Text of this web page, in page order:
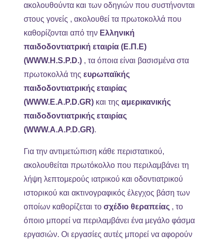
ακολουθούντα και των οδηγιών που συστήνονται
στους γονείς , ακολουθεί τα πρωτοκολλά που
καθορίζονται από την Ελληνική
παιδοδοντιατρική εταιρία (Ε.Π.Ε)
(WWW.H.S.P.D.) , τα όποια είναι βασισμένα στα
πρωτοκολλά της ευρωπαϊκής
παιδοδοντιατρικής εταιρίας
(WWW.E.A.P.D.GR) και της αμερικανικής
παιδοδοντιατρικής εταιρίας
(WWW.A.A.P.D.GR).
Για την αντιμετώπιση κάθε περιστατικού,
ακολουθείται πρωτόκολλο που περιλαμβάνει τη
λήψη λεπτομερούς ιατρικού και οδοντιατρικού
ιστορικού και ακτινογραφικός έλεγχος βάση των
οποίων καθορίζεται το σχέδιο θεραπείας , το
όποιο μπορεί να περιλαμβάνει ένα μεγάλο φάσμα
εργασιών. Οι εργασίες αυτές μπορεί να αφορούν